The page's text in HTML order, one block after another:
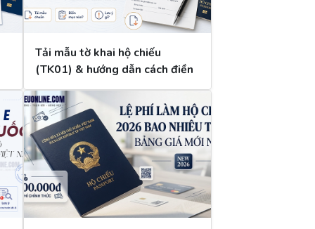
Tải mẫu tờ khai hộ chiếu
(TK01) & hướng dẫn cách điền